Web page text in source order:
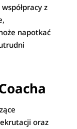
z
napotkać
oraz